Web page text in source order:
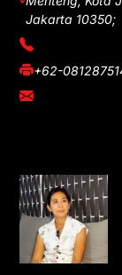
Jakarta 10350;
(021) 3908026
+62-